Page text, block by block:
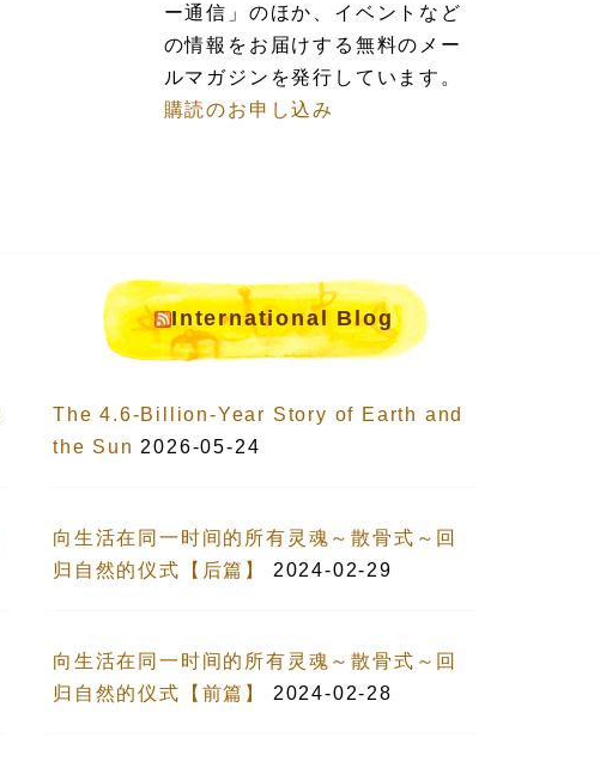
ー通信」のほか、イベントなど
の情報をお届けする無料のメー
ルマガジンを発行しています。
購読のお申し込み
International Blog
The 4.6-Billion-Year Story of Earth and
the Sun 2026-05-24
向生活在同一时间的所有灵魂～散骨式～回
归自然的仪式【后篇】
2024-02-29
向生活在同一时间的所有灵魂～散骨式～回
归自然的仪式【前篇】
2024-02-28